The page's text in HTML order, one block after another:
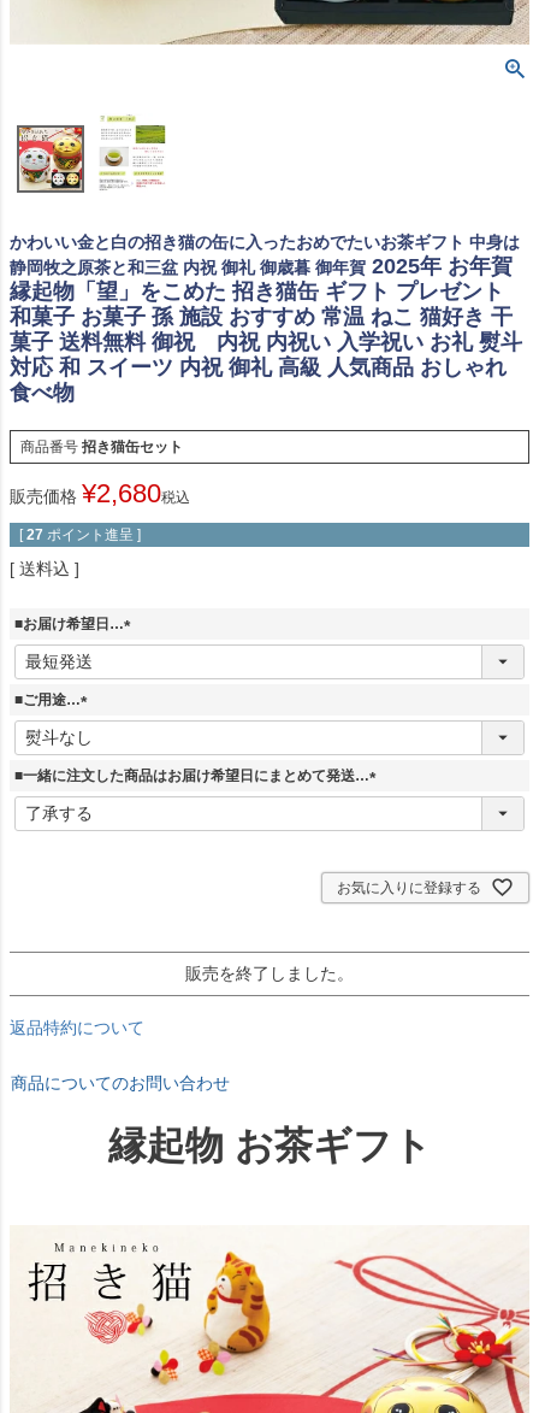
かわいい金と白の招き猫の缶に入ったおめでたいお茶ギフト 中身は
静岡牧之原茶と和三盆 内祝 御礼 御歳暮 御年賀 2025年 お年賀
縁起物「望」をこめた 招き猫缶 ギフト プレゼント
和菓子 お菓子 孫 施設 おすすめ 常温 ねこ 猫好き 干
菓子 送料無料 御祝 内祝 内祝い 入学祝い お礼 熨斗
対応 和 スイーツ 内祝 御礼 高級 人気商品 おしゃれ
食べ物
商品番号 招き猫缶セット
販売価格 ¥2,680税込
[ 27 ポイント進呈 ]
送料込
■お届け希望日…
(
■ご用途…
(
必
須
■一緒に注文した商品はお届け希望日にまとめて発送…
(
お気に入りに登録する
販売を終了しました。
返品特約について
商品についてのお問い合わせ
縁起物 お茶ギフト